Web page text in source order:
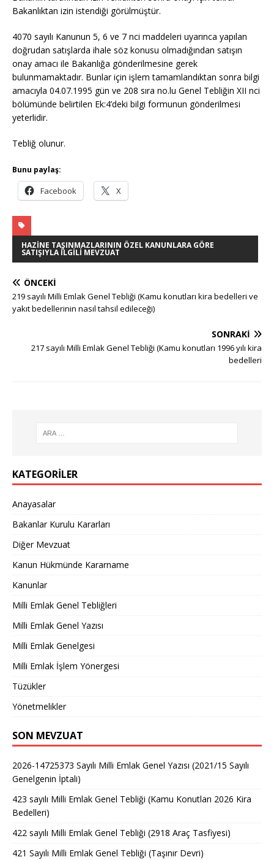
Bakanlıktan izin istendiği görülmüştür.
4070 sayılı Kanunun 5, 6 ve 7 nci maddeleri uyarınca yapılan
doğrudan satışlarda ihale söz konusu olmadığından satışın
onay amacı ile Bakanlığa gönderilmesine gerek
bulunmamaktadır. Bunlar için işlem tamamlandıktan sonra bilgi
amacıyla 04.07.1995 gün ve 208 sıra no.lu Genel Tebliğin XII nci
bölümünde belirtilen Ek:4’deki bilgi formunun gönderilmesi
yeterlidir.
Tebliğ olunur.
Bunu paylaş:
Facebook X
HAZINE TAŞINMAZLARININ ÖZEL KANUNLARA GÖRE
SATIŞIYLA İLGILI MEVZUAT
ÖNCEKI
219 sayılı Milli Emlak Genel Tebliği (Kamu konutları kira bedelleri ve
yakıt bedellerinin nasıl tahsil edileceği)
SONRAKI
217 sayılı Milli Emlak Genel Tebliği (Kamu konutları 1996 yılı kira
bedelleri
KATEGORILER
Anayasalar
Bakanlar Kurulu Kararları
Diğer Mevzuat
Kanun Hükmünde Kararname
Kanunlar
Milli Emlak Genel Tebliğleri
Milli Emlak Genel Yazısı
Milli Emlak Genelgesi
Milli Emlak İşlem Yönergesi
Tüzükler
Yönetmelikler
SON MEVZUAT
2026-14725373 Sayılı Milli Emlak Genel Yazısı (2021/15 Sayılı
Genelgenin İptali)
423 sayılı Milli Emlak Genel Tebliği (Kamu Konutları 2026 Kira
Bedelleri)
422 sayılı Milli Emlak Genel Tebliği (2918 Araç Tasfiyesi)
421 Sayılı Milli Emlak Genel Tebliği (Taşınır Devri)